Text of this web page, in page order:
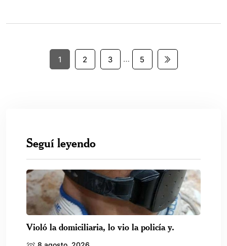
1 2 3 … 5
Seguí leyendo
Violó la domiciliaria, lo vio la policía y.